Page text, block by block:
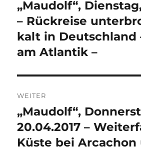
Vorheriger
Beitrag:
„Maudolf“,
– Rückreise
kalt in Deutschland
am Atlantik –
WEITER
Nächster
Beitrag:
„Maudolf“,
20.04.2017 –
Küste bei Arcachon